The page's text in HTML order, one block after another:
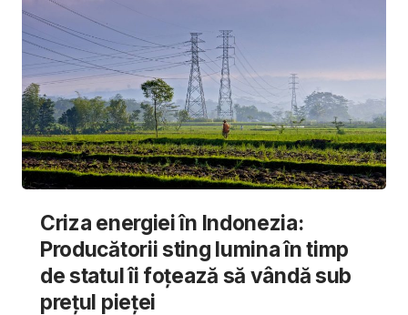
Criza energiei în Indonezia:
Producătorii sting lumina în timp
de statul îi foțează să vândă sub
prețul pieței